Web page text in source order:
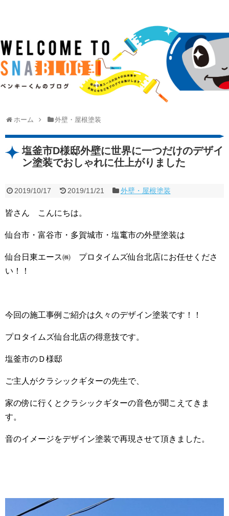
ホーム 外壁・屋根塗装
塩釜市D様邸外壁に世界に一つだけのデザイ
ン塗装でおしゃれに仕上がりました
2019/10/17 2019/11/21 外壁・屋根塗装
皆さん こんにちは。
仙台市・富谷市・多賀城市・塩竃市の外壁塗装は
仙台日東エース㈱ プロタイムズ仙台北店にお任せくださ
い！！
今回の施工事例ご紹介は久々のデザイン塗装です！！
プロタイムズ仙台北店の得意技です。
塩釜市のＤ様邸
ご主人がクラシックギターの先生で、
家の傍に行くとクラシックギターの音色が聞こえてきま
す。
音のイメージをデザイン塗装で再現させて頂きました。